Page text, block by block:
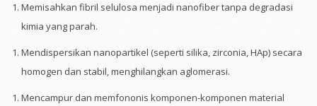
Memisahkan fibril selulosa menjadi nanofiber tanpa degradasi
kimia yang parah.
Mendispersikan nanopartikel (seperti silika, zirconia, HAp) secara
homogen dan stabil, menghilangkan aglomerasi.
Mencampur dan memfononis komponen-komponen material